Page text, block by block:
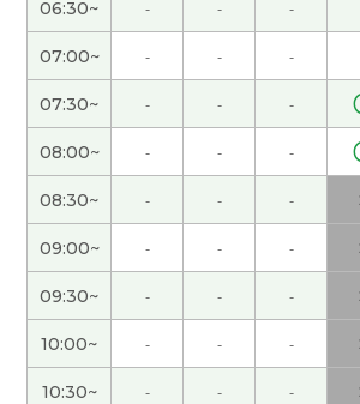
い説明が上手ですし、 外国語習得の
れてますので、その上での勉強法の
確でした。 ポイントは高めですが
初学者は定期的にレッスンを受ける
ます。 超絶おすすめの先生です。(
文章の区切りは、いっぱい勉強しま
うございます。 また次回、よろしく
す。
文章の区切りは、いっぱい勉強し
うございます。 また次回、よろしく
す。
06:30~ - - -
07:00~ - - -
07:30~ - - -
08:00~ - - -
08:30~ - - -
09:00~ - - -
09:30~ - - -
10:00~ - - -
10:30~ - - -